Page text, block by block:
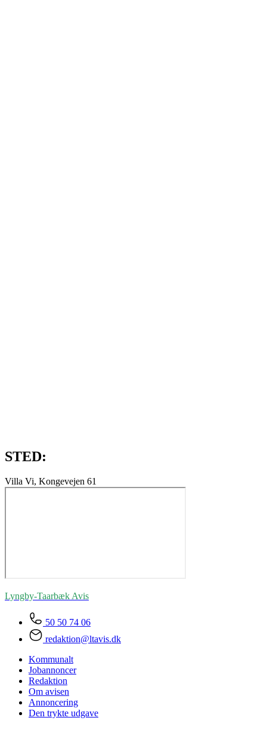
STED:
Villa Vi, Kongevejen 61
Lyngby-TaarbækAvis
50 50 74 06
redaktion@ltavis.dk
Kommunalt
Jobannoncer
Redaktion
Om avisen
Annoncering
Den trykte udgave